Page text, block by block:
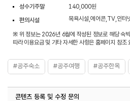
성수기주말
140,000원
편의시설
목욕시설,에어콘,TV,인터
※ 위 정보는 2026년 6월에 작성된 정보로 해당 숙
따라 이용요금 및 기타 자세한 사항은 홈페이지 참조
#공주숙소 #공주여행 #공주한옥
콘텐츠 등록 및 수정 문의